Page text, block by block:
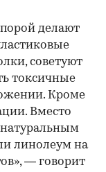
делают
советуют
токсичные
Кроме
Вместо
натуральным
линолеум на
— говорит